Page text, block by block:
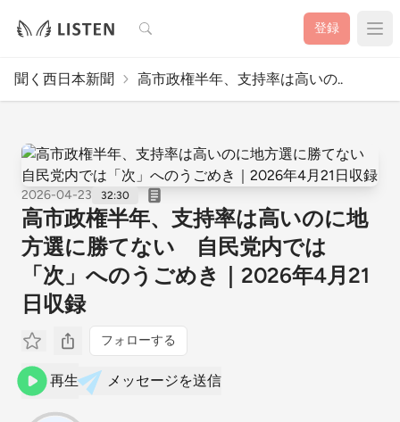
検索 登録
聞く西日本新聞 高市政権半年、支持率は高いの..
2026-04-23 32:30
高市政権半年、支持率は高いのに地
方選に勝てない 自民党内では
「次」へのうごめき｜2026年4月21
日収録
フォローする
再生 メッセージを送信